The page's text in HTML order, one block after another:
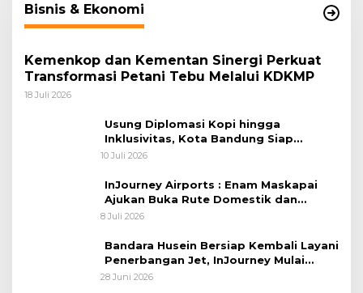
Bisnis & Ekonomi
Kemenkop dan Kementan Sinergi Perkuat
Transformasi Petani Tebu Melalui KDKMP
18 Juli 2026
Usung Diplomasi Kopi hingga
Inklusivitas, Kota Bandung Siap
Sambut 25 Duta Besar di Festival Asia
10 Juli 2026
InJourney Airports : Enam Maskapai
Ajukan Buka Rute Domestik dan
Internasional dari Bandara Husein
8 Juli 2026
Bandara Husein Bersiap Kembali Layani
Penerbangan Jet, InJourney Mulai
Tahap Optimalisasi
28 Juni 2026